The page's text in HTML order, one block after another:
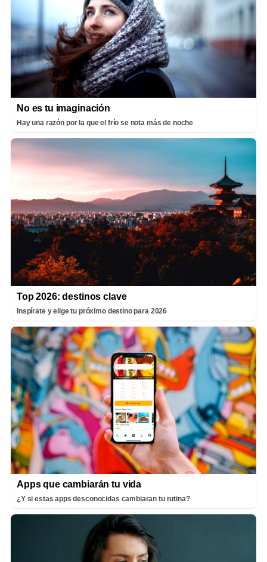
No es tu imaginación
Hay una razón por la que el frío se nota más de noche
Top 2026: destinos clave
Inspírate y elige tu próximo destino para 2026
Apps que cambiarán tu vida
¿Y si estas apps desconocidas cambiaran tu rutina?